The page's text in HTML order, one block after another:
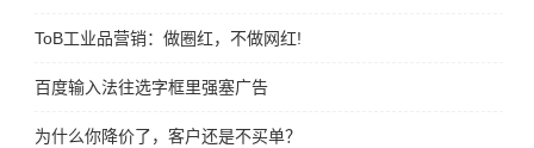
ToB工业品营销：做圈红，不做网红!
百度输入法往选字框里强塞广告
为什么你降价了，客户还是不买单？